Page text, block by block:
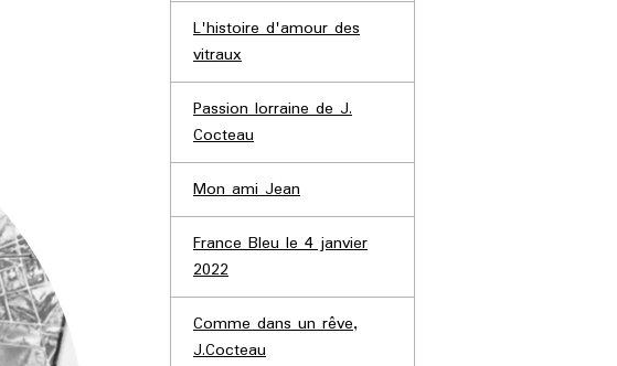
L'histoire d'amour des
vitraux
Passion lorraine de J.
Cocteau
Mon ami Jean
France Bleu le 4 janvier
2022
Comme dans un rêve,
J.Cocteau